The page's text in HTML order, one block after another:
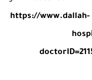
https://www.dallah-